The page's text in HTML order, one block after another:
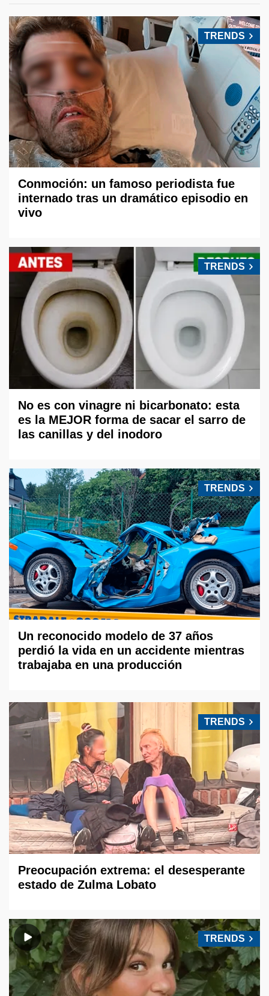
TRENDS
Conmoción: un famoso periodista fue
internado tras un dramático episodio en
vivo
TRENDS
No es con vinagre ni bicarbonato: esta
es la MEJOR forma de sacar el sarro de
las canillas y del inodoro
TRENDS
Un reconocido modelo de 37 años
perdió la vida en un accidente mientras
trabajaba en una producción
TRENDS
Preocupación extrema: el desesperante
estado de Zulma Lobato
TRENDS